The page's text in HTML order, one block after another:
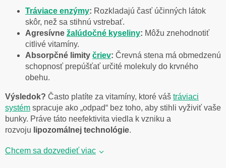
i
s
u
Tráviace enzýmy: Rozkladajú časť účinných látok
skôr, než sa stihnú vstrebať.
Agresívne žalúdočné kyseliny: Môžu znehodnotiť
citlivé vitamíny.
Absorpčné limity čriev: Črevná stena má obmedzenú
schopnosť prepúšťať určité molekuly do krvného
obehu.
Výsledok? Často platíte za vitamíny, ktoré váš tráviaci
systém spracuje ako „odpad“ bez toho, aby stihli vyživiť vaše
bunky. Práve táto neefektivita viedla k vzniku a
rozvoju lipozomálnej technológie.
Chcem sa dozvedieť viac